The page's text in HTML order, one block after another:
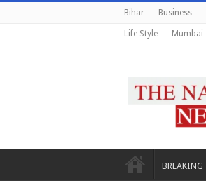
Bihar Business
Life Style Mumbai
BREAKING